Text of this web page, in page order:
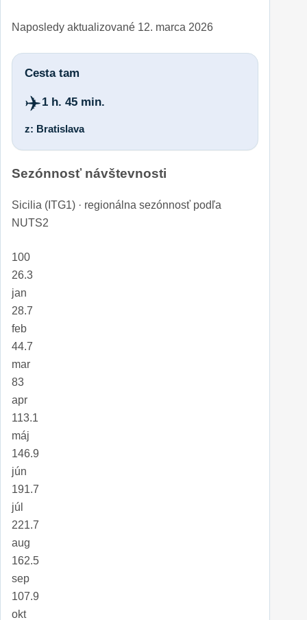
Naposledy aktualizované 12. marca 2026
Cesta tam
✈️1 h. 45 min.
z: Bratislava
Sezónnosť návštevnosti
Sicilia (ITG1) · regionálna sezónnosť podľa
NUTS2
100
26.3
jan
28.7
feb
44.7
mar
83
apr
113.1
máj
146.9
jún
191.7
júl
221.7
aug
162.5
sep
107.9
okt